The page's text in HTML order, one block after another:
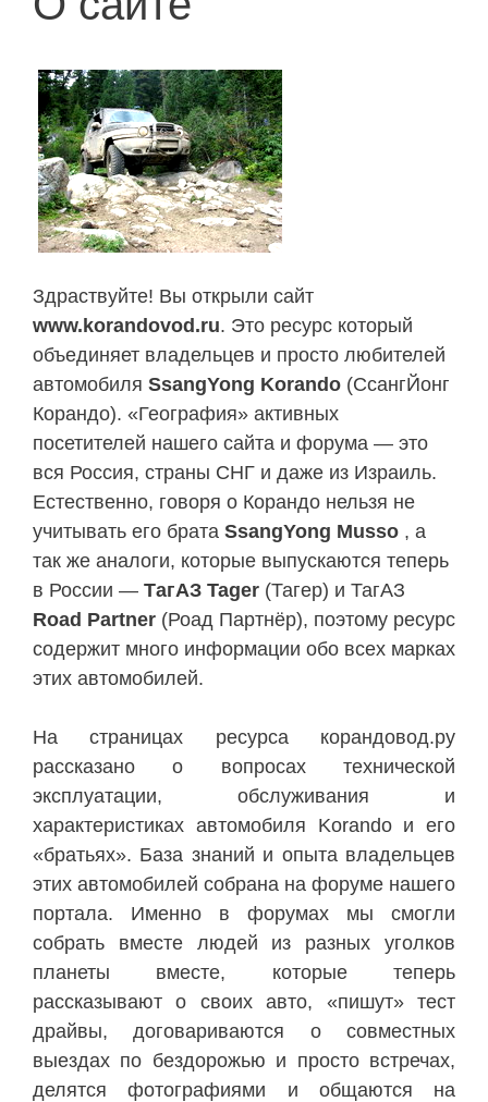
Здраствуйте! Вы открыли сайт
www.korandovod.ru. Это ресурс который
объединяет владельцев и просто любителей
автомобиля SsangYong Korando (СсангЙонг
Корандо). «География» активных
посетителей нашего сайта и форума — это
вся Россия, страны СНГ и даже из Израиль.
Естественно, говоря о Корандо нельзя не
учитывать его брата SsangYong Musso , а
так же аналоги, которые выпускаются теперь
в России — ТагАЗ Tager (Тагер) и ТагАЗ
Road Partner (Роад Партнёр), поэтому ресурс
содержит много информации обо всех марках
этих автомобилей.
На страницах ресурса корандовод.ру
рассказано о вопросах технической
эксплуатации, обслуживания и
характеристиках автомобиля Korando и его
«братьях». База знаний и опыта владельцев
этих автомобилей собрана на форуме нашего
портала. Именно в форумах мы смогли
собрать вместе людей из разных уголков
планеты вместе, которые теперь
рассказывают о своих авто, «пишут» тест
драйвы, договариваются о совместных
выездах по бездорожью и просто встречах,
делятся фотографиями и общаются на